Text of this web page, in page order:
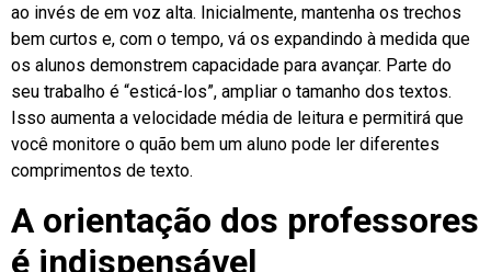
ao invés de em voz alta. Inicialmente, mantenha os trechos
bem curtos e, com o tempo, vá os expandindo à medida que
os alunos demonstrem capacidade para avançar. Parte do
seu trabalho é “esticá-los”, ampliar o tamanho dos textos.
Isso aumenta a velocidade média de leitura e permitirá que
você monitore o quão bem um aluno pode ler diferentes
comprimentos de texto.
A orientação dos professores
é indispensável